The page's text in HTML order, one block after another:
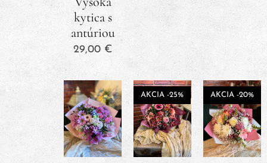
kytica s
antúriou
29,00 €
AKCIA -25% AKCIA -20%